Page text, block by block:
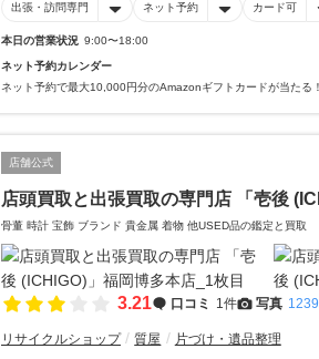
出張・訪問専門 ネット予約 カード可
本日の営業状況 9:00〜18:00
ネット予約カレンダー
ネット予約で最大10,000円分のAmazonギフトカードが当たる！
店舗公式
店頭買取と出張買取の専門店 「壱後
骨董 時計 宝飾 ブランド 貴金属 着物 他USED品の鑑定と買取
3.21 口コミ 1件 写真
リサイクルショップ 質屋 片づけ・遺品整理